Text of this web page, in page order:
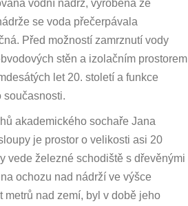
vodní nádrž, vyrobená ze
se voda přečerpávala
Před možností zamrznutí vody
stěn a izolačním prostorem
let 20. století a funkce
současnosti.
akademického sochaře Jana
je prostor o velikosti asi 20
vede železné schodiště s dřevěnými
ochozu nad nádrží ve výšce
nad zemí, byl v době jeho